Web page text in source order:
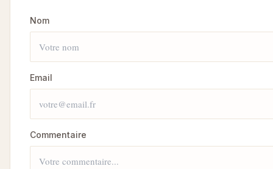
Nom
Email
Commentaire